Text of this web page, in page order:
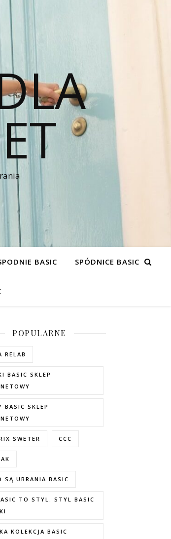
BASIC SPÓDNICE BASIC
POPULARNE
RELAB
BASIC SKLEP
BASIC SKLEP
SWETER CCC
SĄ UBRANIA BASIC
TO STYL. STYL BASIC
KOLEKCJA BASIC